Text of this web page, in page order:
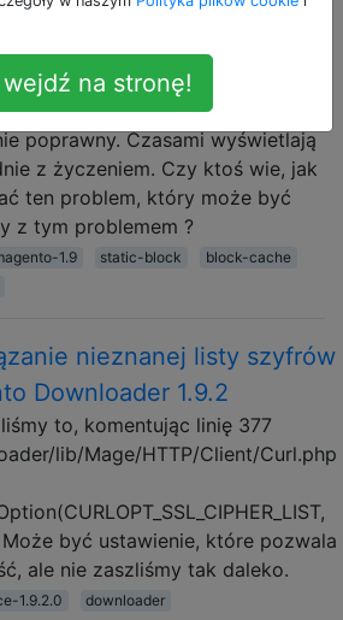
która działała w wersji 1.9.1.0,
1.9.2.0 bloki statyczne
wyświetlać się sporadycznie,
czasami pokazują nieprawidłowy
poprawny. Czasami wyświetlają
z życzeniem. Czy ktoś wie, jak
ten problem, który może być
z tym problemem ?
1.9 static-block
block-cache
nieznanej listy szyfrów
Downloader 1.9.2
to, komentując linię 377
lib/Mage/HTTP/Client/Curl.php
Może być ustawienie, które pozwala
ale nie zaszliśmy tak daleko.
1.9.2.0 downloader
wejdź na stronę!